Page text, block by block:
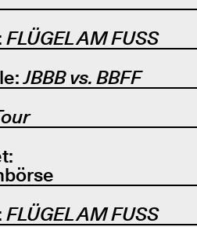
FLÜGEL AM FUSS
JBBB vs. BBFF
FLÜGEL AM FUSS